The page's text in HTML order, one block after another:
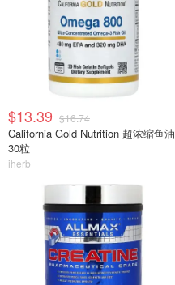
$13.39 $16.74
California Gold Nutrition 超浓缩鱼油
30粒
iherb